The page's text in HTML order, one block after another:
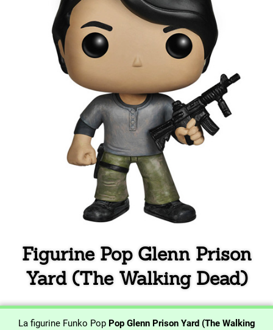
Figurine Pop Glenn Prison
Yard (The Walking Dead)
La figurine Funko Pop Pop Glenn Prison Yard (The Walking